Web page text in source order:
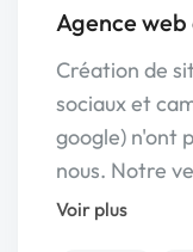
Agence
Création de
sociaux et
google) n'ont
nous. Notre
Voir plus